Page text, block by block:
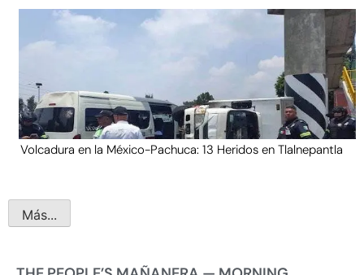
Volcadura en la México-Pachuca: 13 Heridos en Tlalnepantla
Más...